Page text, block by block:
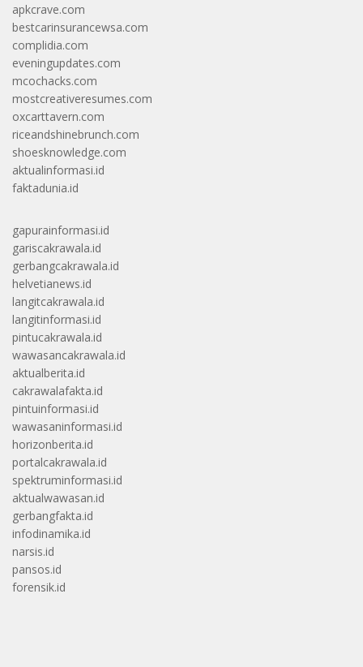
apkcrave.com
bestcarinsurancewsa.com
complidia.com
eveningupdates.com
mcochacks.com
mostcreativeresumes.com
oxcarttavern.com
riceandshinebrunch.com
shoesknowledge.com
aktualinformasi.id
faktadunia.id
gapurainformasi.id
gariscakrawala.id
gerbangcakrawala.id
helvetianews.id
langitcakrawala.id
langitinformasi.id
pintucakrawala.id
wawasancakrawala.id
aktualberita.id
cakrawalafakta.id
pintuinformasi.id
wawasaninformasi.id
horizonberita.id
portalcakrawala.id
spektruminformasi.id
aktualwawasan.id
gerbangfakta.id
infodinamika.id
narsis.id
pansos.id
forensik.id